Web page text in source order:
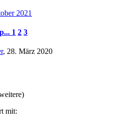
2021
1 2 3
, 28. März 2020
mit: